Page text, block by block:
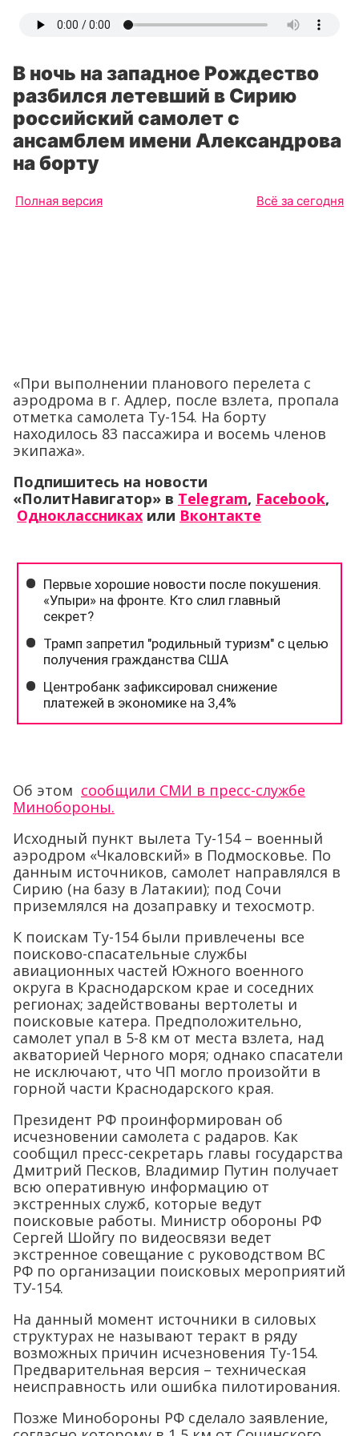
В ночь на западное Рождество
разбился летевший в Сирию
российский самолет с
ансамблем имени Александрова
на борту
Полная версия Всё за сегодня
«При выполнении планового перелета с
аэродрома в г. Адлер, после взлета, пропала
отметка самолета Ту-154. На борту
находилось 83 пассажира и восемь членов
экипажа».
Подпишитесь на новости
«ПолитНавигатор» в Telegram, Facebook,
Одноклассниках или Вконтакте
Об этом сообщили СМИ в пресс-службе
Минобороны.
Исходный пункт вылета Ту-154 – военный
аэродром «Чкаловский» в Подмосковье. По
данным источников, самолет направлялся в
Сирию (на базу в Латакии); под Сочи
приземлялся на дозаправку и техосмотр.
К поискам Ту-154 были привлечены все
поисково-спасательные службы
авиационных частей Южного военного
округа в Краснодарском крае и соседних
регионах; задействованы вертолеты и
поисковые катера. Предположительно,
самолет упал в 5-8 км от места взлета, над
акваторией Черного моря; однако спасатели
не исключают, что ЧП могло произойти в
горной части Краснодарского края.
Президент РФ проинформирован об
исчезновении самолета с радаров. Как
сообщил пресс-секретарь главы государства
Дмитрий Песков, Владимир Путин получает
всю оперативную информацию от
экстренных служб, которые ведут
поисковые работы. Министр обороны РФ
Сергей Шойгу по видеосвязи ведет
экстренное совещание с руководством ВС
РФ по организации поисковых мероприятий
ТУ-154.
На данный момент источники в силовых
структурах не называют теракт в ряду
возможных причин исчезновения Ту-154.
Предварительная версия – техническая
неисправность или ошибка пилотирования.
Позже Минобороны РФ сделало заявление,